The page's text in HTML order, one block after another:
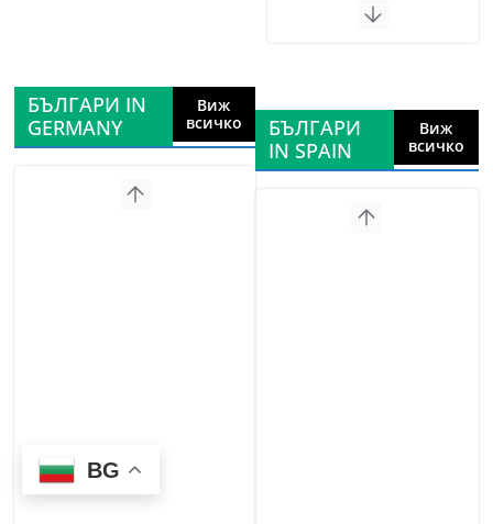
БЪЛГАРИ IN
GERMANY
Виж
всичко
БЪЛГАРИ
IN SPAIN
Виж
всичко
BG